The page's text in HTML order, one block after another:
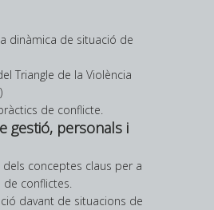
dinàmica de situació de
Triangle de la Violència
de conflicte.
gestió, personals i
dels conceptes claus per a
de conflictes.
davant de situacions de